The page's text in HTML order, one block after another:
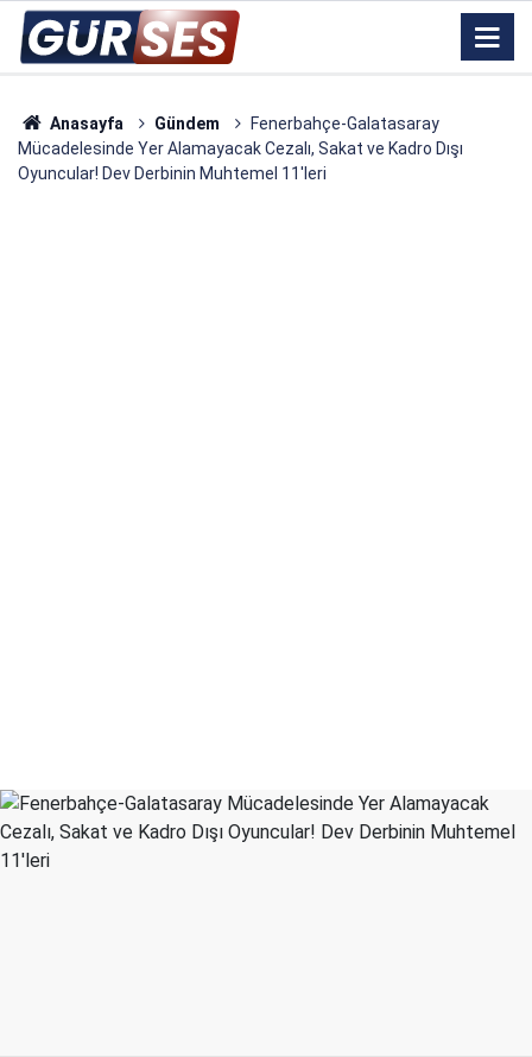
Anasayfa Gündem
Fenerbahçe-Galatasaray
Mücadelesinde Yer Alamayacak Cezalı, Sakat ve Kadro Dışı
Oyuncular! Dev Derbinin Muhtemel 11'leri